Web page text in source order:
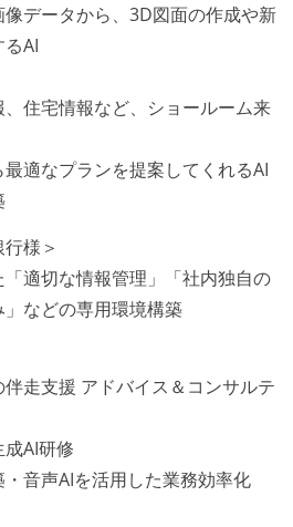
データから、3D図面の作成や新
AI
住宅情報など、ショールーム来
適なプランを提案してくれるAI
様＞
適切な情報管理」「社内独自の
などの専用環境構築
走支援 アドバイス＆コンサルテ
AI研修
音声AIを活用した業務効率化